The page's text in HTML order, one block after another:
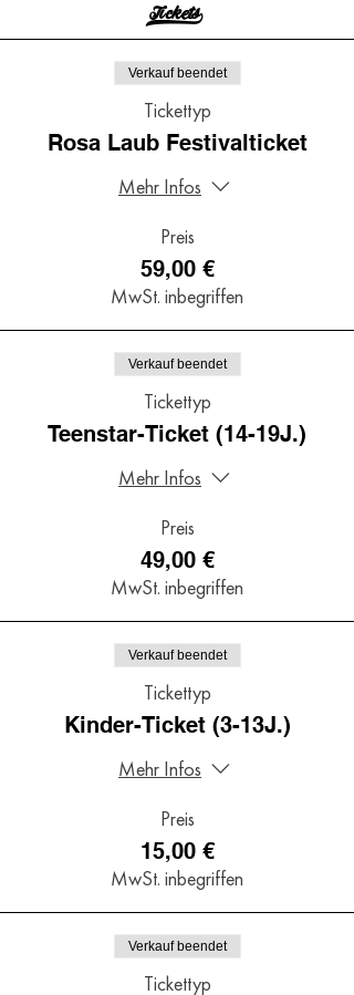
Tickets>
Verkauf beendet
Tickettyp
Rosa Laub Festivalticket
Mehr Infos
Preis
59,00 €
MwSt. inbegriffen
Verkauf beendet
Tickettyp
Teenstar-Ticket (14-19J.)
Mehr Infos
Preis
49,00 €
MwSt. inbegriffen
Verkauf beendet
Tickettyp
Kinder-Ticket (3-13J.)
Mehr Infos
Preis
15,00 €
MwSt. inbegriffen
Verkauf beendet
Tickettyp